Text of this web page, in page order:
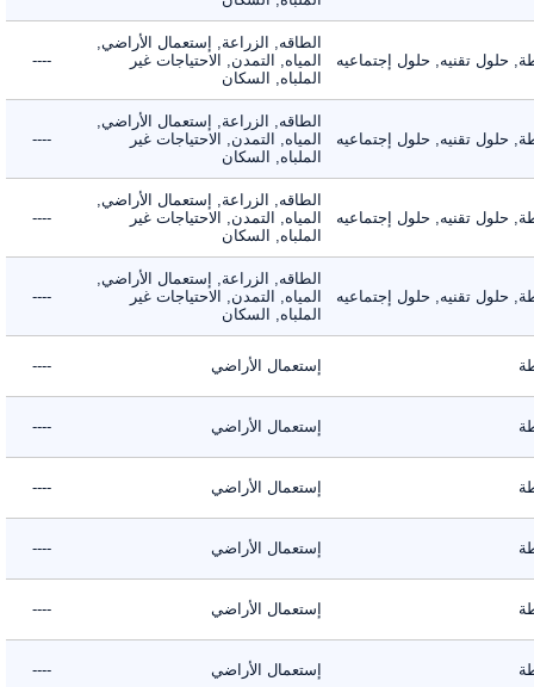
حلول تقنيه, حلول إجتماعيه
الطاقه, الزراعة, إستعمال الأراضي,
المياه, التمدن, الاحتياجات غير
الملباه, السكان
----
حلول تقنيه, حلول إجتماعيه
الطاقه, الزراعة, إستعمال الأراضي,
المياه, التمدن, الاحتياجات غير
الملباه, السكان
----
حلول تقنيه, حلول إجتماعيه
الطاقه, الزراعة, إستعمال الأراضي,
المياه, التمدن, الاحتياجات غير
الملباه, السكان
----
حلول تقنيه, حلول إجتماعيه
الطاقه, الزراعة, إستعمال الأراضي,
المياه, التمدن, الاحتياجات غير
الملباه, السكان
----
إستعمال الأراضي ----
إستعمال الأراضي ----
إستعمال الأراضي ----
إستعمال الأراضي ----
إستعمال الأراضي ----
إستعمال الأراضي ----